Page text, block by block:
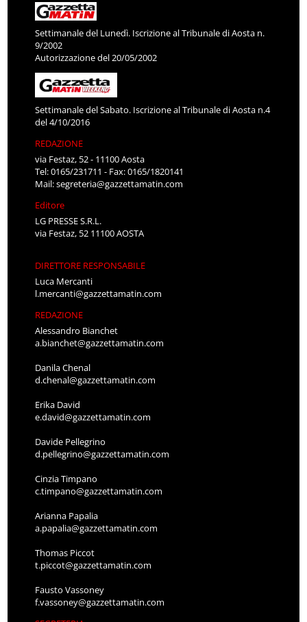
Settimanale del Lunedì. Iscrizione al Tribunale di Aosta n.
9/2002
Autorizzazione del 20/05/2002
Settimanale del Sabato. Iscrizione al Tribunale di Aosta n.4
del 4/10/2016
REDAZIONE
via Festaz, 52 - 11100 Aosta
Tel: 0165/231711 - Fax: 0165/1820141
Mail:segreteria@gazzettamatin.com
Editore
LG PRESSE S.R.L.
via Festaz, 52 11100 AOSTA
DIRETTORE RESPONSABILE
Luca Mercanti
l.mercanti@gazzettamatin.com
REDAZIONE
Alessandro Bianchet
a.bianchet@gazzettamatin.com
Danila Chenal
d.chenal@gazzettamatin.com
Erika David
e.david@gazzettamatin.com
Davide Pellegrino
d.pellegrino@gazzettamatin.com
Cinzia Timpano
c.timpano@gazzettamatin.com
Arianna Papalia
a.papalia@gazzettamatin.com
Thomas Piccot
t.piccot@gazzettamatin.com
Fausto Vassoney
f.vassoney@gazzettamatin.com